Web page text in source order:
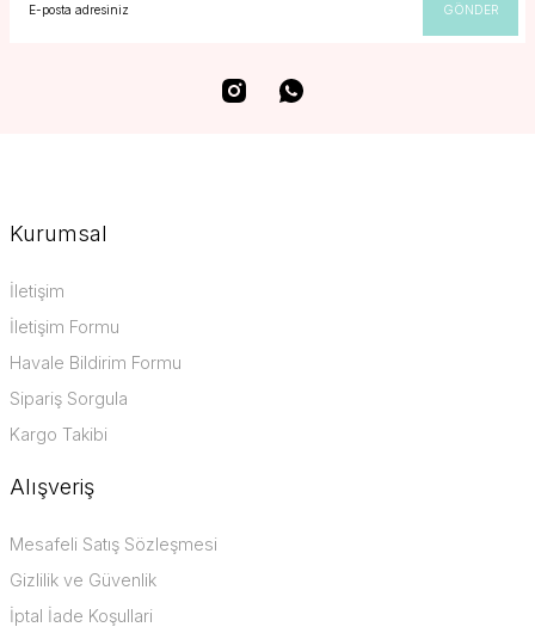
GÖNDER
Kurumsal
İletişim
İletişim Formu
Havale Bildirim Formu
Sipariş Sorgula
Kargo Takibi
Alışveriş
Mesafeli Satış Sözleşmesi
Gizlilik ve Güvenlik
İptal İade Koşullari